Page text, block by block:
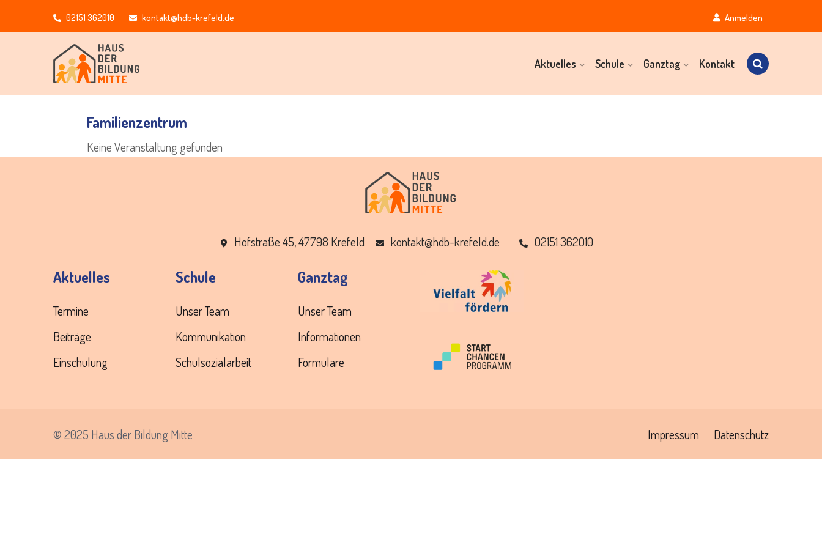
02151 362010 ed.dleferk-bdh@tkatnok Anmelden
Aktuelles Schule Ganztag Kontakt
Familienzentrum
Keine Veranstaltung gefunden
Hofstraße 45, 47798 Krefeld ed.dleferk-bdh@tkatnok 02151 362010
Aktuelles
Termine
Beiträge
Einschulung
Schule
Unser Team
Kommunikation
Schulsozialarbeit
Ganztag
Unser Team
Informationen
Formulare
©2025 Haus der Bildung Mitte Impressum Datenschutz